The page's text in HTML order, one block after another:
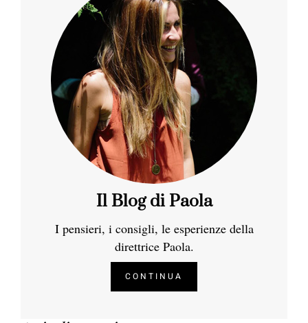
Il Blog di Paola
I pensieri, i consigli, le esperienze della
direttrice Paola.
CONTINUA